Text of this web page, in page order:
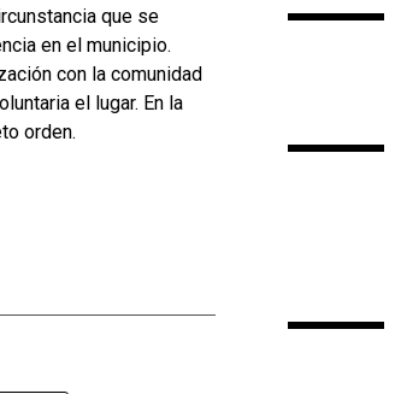
que se
en el municipio.
con la comunidad
el lugar. En la
orden.